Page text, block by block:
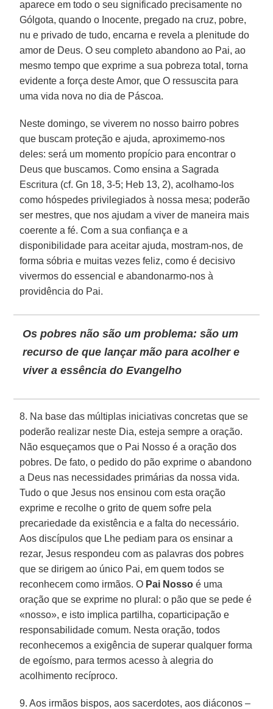
aparece em todo o seu significado precisamente no
Gólgota, quando o Inocente, pregado na cruz, pobre,
nu e privado de tudo, encarna e revela a plenitude do
amor de Deus. O seu completo abandono ao Pai, ao
mesmo tempo que exprime a sua pobreza total, torna
evidente a força deste Amor, que O ressuscita para
uma vida nova no dia de Páscoa.
Neste domingo, se viverem no nosso bairro pobres
que buscam proteção e ajuda, aproximemo-nos
deles: será um momento propício para encontrar o
Deus que buscamos. Como ensina a Sagrada
Escritura (cf. Gn 18, 3-5; Heb 13, 2), acolhamo-los
como hóspedes privilegiados à nossa mesa; poderão
ser mestres, que nos ajudam a viver de maneira mais
coerente a fé. Com a sua confiança e a
disponibilidade para aceitar ajuda, mostram-nos, de
forma sóbria e muitas vezes feliz, como é decisivo
vivermos do essencial e abandonarmo-nos à
providência do Pai.
Os pobres não são um problema: são um
recurso de que lançar mão para acolher e
viver a essência do Evangelho
8. Na base das múltiplas iniciativas concretas que se
poderão realizar neste Dia, esteja sempre a oração.
Não esqueçamos que o Pai Nosso é a oração dos
pobres. De fato, o pedido do pão exprime o abandono
a Deus nas necessidades primárias da nossa vida.
Tudo o que Jesus nos ensinou com esta oração
exprime e recolhe o grito de quem sofre pela
precariedade da existência e a falta do necessário.
Aos discípulos que Lhe pediam para os ensinar a
rezar, Jesus respondeu com as palavras dos pobres
que se dirigem ao único Pai, em quem todos se
reconhecem como irmãos. O Pai Nosso é uma
oração que se exprime no plural: o pão que se pede é
«nosso», e isto implica partilha, coparticipação e
responsabilidade comum. Nesta oração, todos
reconhecemos a exigência de superar qualquer forma
de egoísmo, para termos acesso à alegria do
acolhimento recíproco.
9. Aos irmãos bispos, aos sacerdotes, aos diáconos –